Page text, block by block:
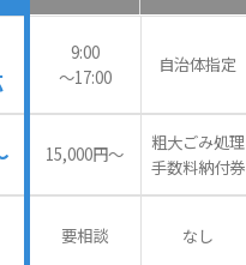
9:00
〜17:00
自治体指定
15,000円〜
粗大ごみ処理
手数料納付券
要相談 なし